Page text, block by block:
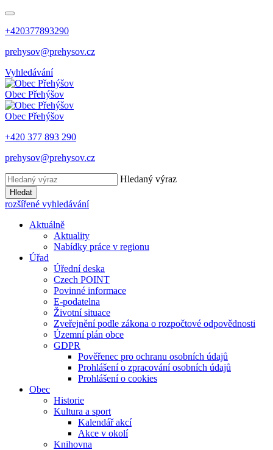
+420377893290
prehysov@prehysov.cz
Vyhledávání
Obec Přehýšov
Obec Přehýšov
+420 377 893 290
prehysov@prehysov.cz
Hledaný výraz
Hledat
rozšířené vyhledávání
Aktuálně
Aktuality
Nabídky práce v regionu
Úřad
Úřední deska
Czech POINT
Povinné informace
E-podatelna
Životní situace
Zveřejnění podle zákona o rozpočtové odpovědnosti
Územní plán obce
GDPR
Pověřenec pro ochranu osobních údajů
Prohlášení o zpracování osobních údajů
Prohlášení o cookies
Obec
Historie
Kultura a sport
Kalendář akcí
Akce v okolí
Knihovna